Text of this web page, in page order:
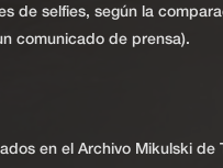
de selfies, según la
comunicado de prensa).
en el Archivo Mikulski de